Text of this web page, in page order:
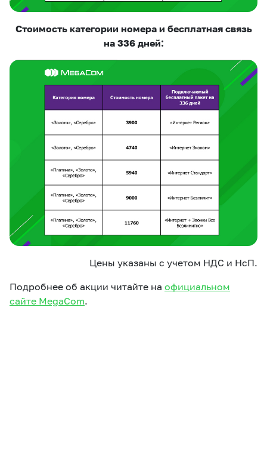
Стоимость категории номера и бесплатная связь
на 336 дней:
Цены указаны с учетом НДС и НсП.
Подробнее об акции читайте на официальном
сайте MegaCom.